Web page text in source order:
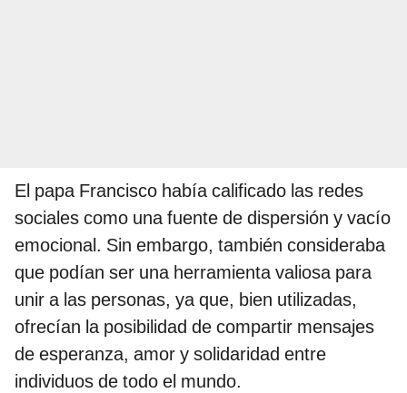
El papa Francisco había calificado las redes
sociales como una fuente de dispersión y vacío
emocional. Sin embargo, también consideraba
que podían ser una herramienta valiosa para
unir a las personas, ya que, bien utilizadas,
ofrecían la posibilidad de compartir mensajes
de esperanza, amor y solidaridad entre
individuos de todo el mundo.